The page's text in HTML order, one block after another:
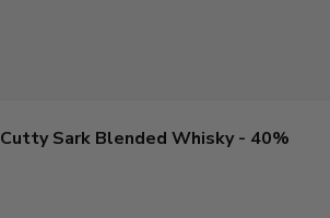
Cutty Sark Blended Whisky - 40%